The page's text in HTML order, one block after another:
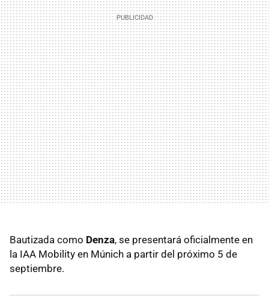
Bautizada como Denza, se presentará oficialmente en
la IAA Mobility en Múnich a partir del próximo 5 de
septiembre.